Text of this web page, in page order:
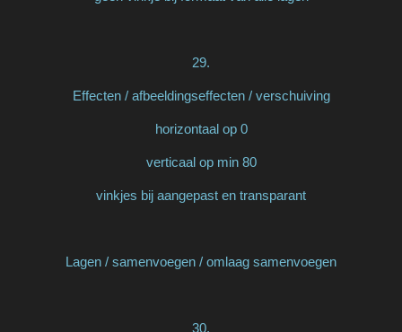
29.
Effecten / afbeeldingseffecten / verschuiving
horizontaal op 0
verticaal op min 80
vinkjes bij aangepast en transparant
Lagen / samenvoegen / omlaag samenvoegen
30.